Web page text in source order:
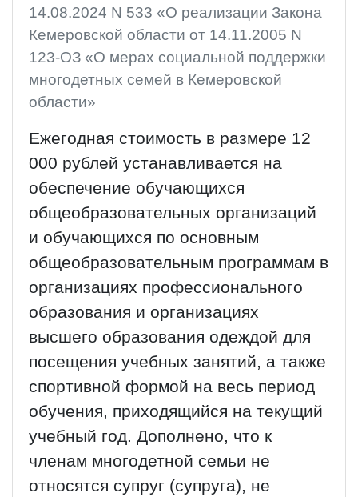
14.08.2024 N 533 «О реализации Закона
Кемеровской области от 14.11.2005 N
123-ОЗ «О мерах социальной поддержки
многодетных семей в Кемеровской
области»
Ежегодная стоимость в размере 12
000 рублей устанавливается на
обеспечение обучающихся
общеобразовательных организаций
и обучающихся по основным
общеобразовательным программам в
организациях профессионального
образования и организациях
высшего образования одеждой для
посещения учебных занятий, а также
спортивной формой на весь период
обучения, приходящийся на текущий
учебный год. Дополнено, что к
членам многодетной семьи не
относятся супруг (супруга), не